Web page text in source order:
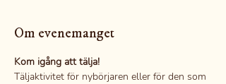
Om evenemanget
Kom igång att tälja!
Täljaktivitet för nybörjaren eller för den som